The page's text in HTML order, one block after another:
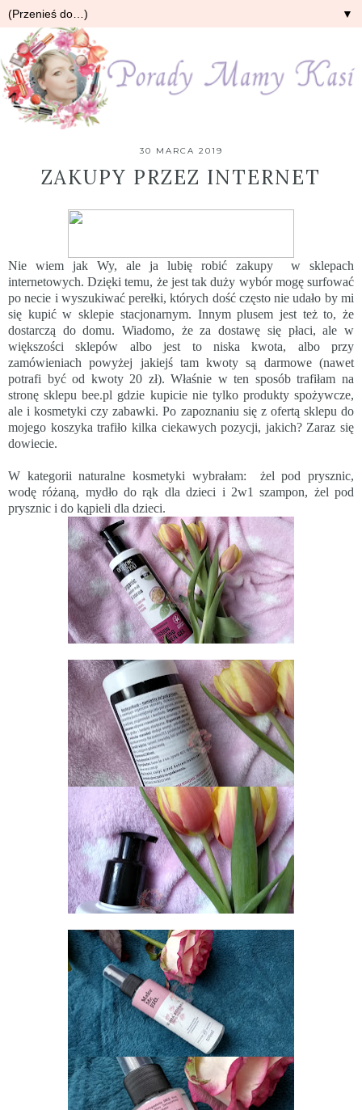
▼
30 MARCA 2019
ZAKUPY PRZEZ INTERNET
Nie wiem jak Wy, ale ja lubię robić zakupy
w sklepach
internetowych. Dzięki temu, że jest tak duży wybór mogę surfować
po necie i wyszukiwać perełki, których dość często nie udało by mi
się kupić w sklepie stacjonarnym. Innym plusem jest też to, że
dostarczą do domu. Wiadomo, że za dostawę się płaci, ale w
większości sklepów albo jest to niska kwota, albo przy
zamówieniach powyżej jakiejś tam kwoty są darmowe (nawet
potrafi być od kwoty 20 zł). Właśnie w ten sposób trafiłam na
stronę sklepu bee.pl gdzie kupicie nie tylko produkty spożywcze,
ale i kosmetyki czy zabawki. Po zapoznaniu się z ofertą sklepu do
mojego koszyka trafiło kilka ciekawych pozycji, jakich? Zaraz się
dowiecie.
W kategorii naturalne kosmetyki wybrałam:
żel pod prysznic,
wodę różaną, mydło do rąk dla dzieci i 2w1 szampon, żel pod
prysznic i do kąpieli dla dzieci.